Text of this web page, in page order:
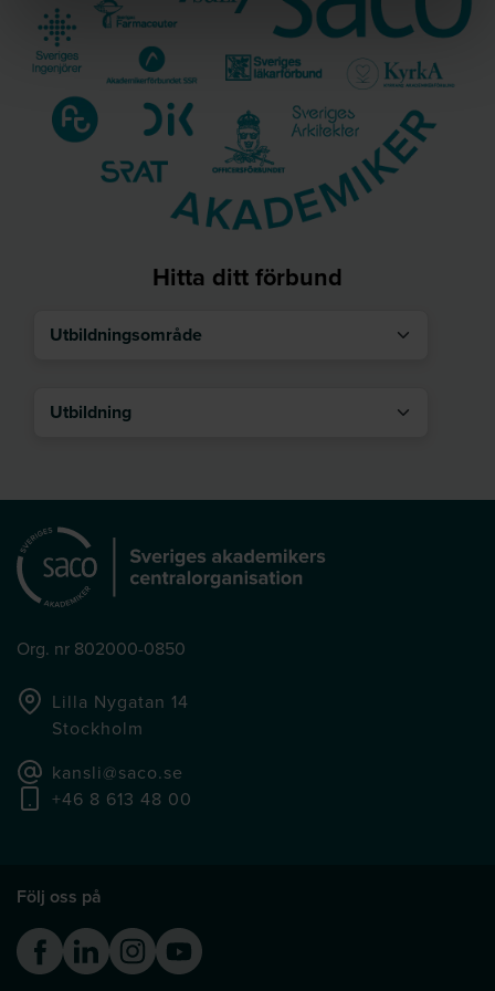
Hitta ditt förbund
Utbildningsområde
Org. nr 802000-0850
Lilla Nygatan 14
Stockholm
kansli@saco.se
+46 8 613 48 00
Följ oss på
FacebookLinkedinInstagram